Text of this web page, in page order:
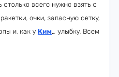
столько всего нужно взять с
очки, запасную сетку,
и, как у Ким… улыбку. Всем